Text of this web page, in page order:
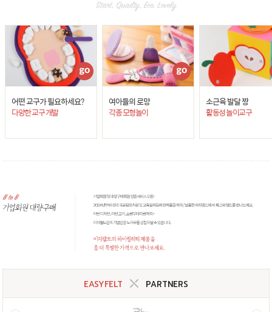
어떤 교구가 필요하세요?
다양한 교구 개발
여아들의 로망
각종 모형놀이
소근육 발달 짱
활동성 놀이교구
EASYFELT PARTNERS